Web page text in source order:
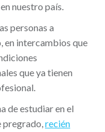
nuestro país.
personas a
en intercambios que
que ya tienen
de estudiar en el
pregrado,recién